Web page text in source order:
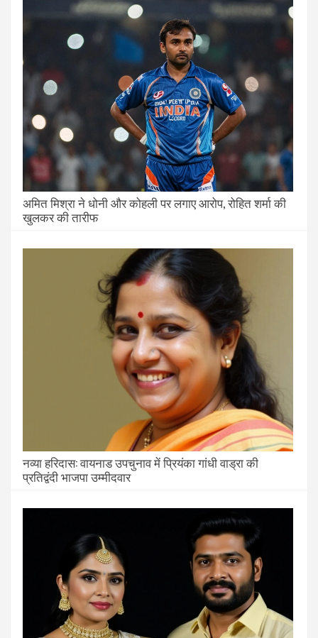
अमित मिश्रा ने धोनी और कोहली पर लगाए आरोप, रोहित शर्मा की
खुलकर की तारीफ
नव्या हरिदास: वायनाड उपचुनाव में प्रियंका गांधी वाड्रा की
प्रतिद्वंदी भाजपा उम्मीदवार